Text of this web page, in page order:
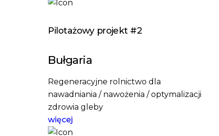
Pilotażowy projekt #2
Bułgaria
Regeneracyjne rolnictwo dla
nawadniania / nawożenia / optymalizacji
zdrowia gleby
więcej